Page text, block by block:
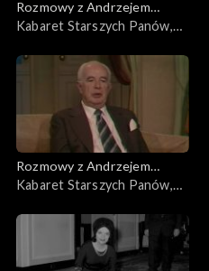
Rozmowy z Andrzejem
Doboszem
Kabaret Starszych Panów,
Rozmowy z Andrzejem
Doboszem
Kabaret Starszych Panów,